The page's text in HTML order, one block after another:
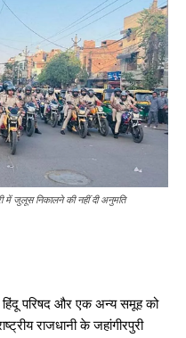
जुलूस निकालने की नहीं दी अनुमति
हिंदू परिषद और एक अन्य समूह को
राजधानी के जहांगीरपुरी